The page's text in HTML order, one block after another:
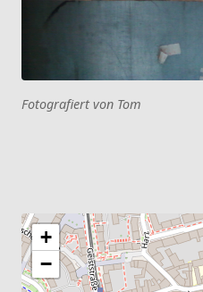
Fotografiert von Tom
+
−